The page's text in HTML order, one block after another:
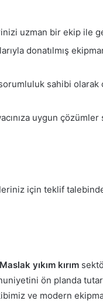
uzman bir ekip ile
donatılmış
sahibi olarak
uygun
için teklif
Maslak yıkım kırım
ön planda
ve modern